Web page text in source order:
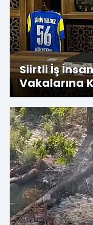
Siirtli İş
Vakalarına
Serinlik, Bir